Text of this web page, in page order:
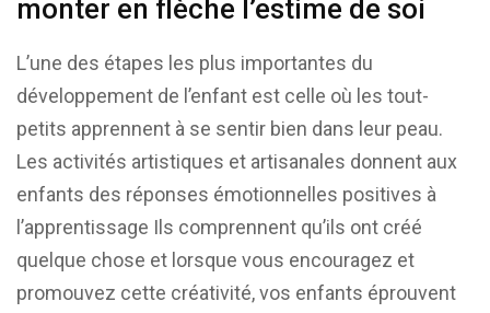
monter en flèche l’estime de soi
L’une des étapes les plus importantes du
développement de l’enfant est celle où les tout-
petits apprennent à se sentir bien dans leur peau.
Les activités artistiques et artisanales donnent aux
enfants des réponses émotionnelles positives à
l’apprentissage Ils comprennent qu’ils ont créé
quelque chose et lorsque vous encouragez et
promouvez cette créativité, vos enfants éprouvent